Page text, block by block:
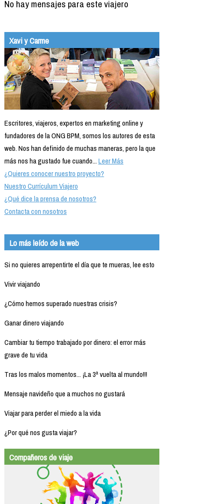
No hay mensajes para este viajero
Xavi y Carme
Escritores, viajeros, expertos en marketing online y
fundadores de la ONG BPM, somos los autores de esta
web. Nos han definido de muchas maneras, pero la que
más nos ha gustado fue cuando...Leer Más
¿Quieres conocer nuestro proyecto?
Nuestro Currículum Viajero
¿Qué dice la prensa de nosotros?
Contacta con nosotros
Lo más leído de la web
Si no quieres arrepentirte el día que te mueras, lee esto
Vivir viajando
¿Cómo hemos superado nuestras crisis?
Ganar dinero viajando
Cambiar tu tiempo trabajado por dinero: el error más
grave de tu vida
Tras los malos momentos... ¡La 3ª vuelta al mundo!!!
Mensaje navideño que a muchos no gustará
Viajar para perder el miedo a la vida
¿Por qué nos gusta viajar?
Compañeros de viaje